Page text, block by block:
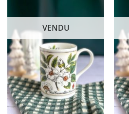
VENDU